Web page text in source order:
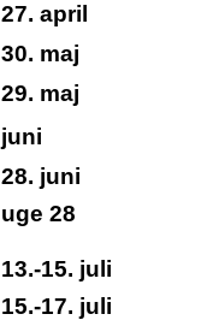
27. april
30. maj
29. maj
juni
28. juni
uge 28
13.-15. juli
15.-17. juli